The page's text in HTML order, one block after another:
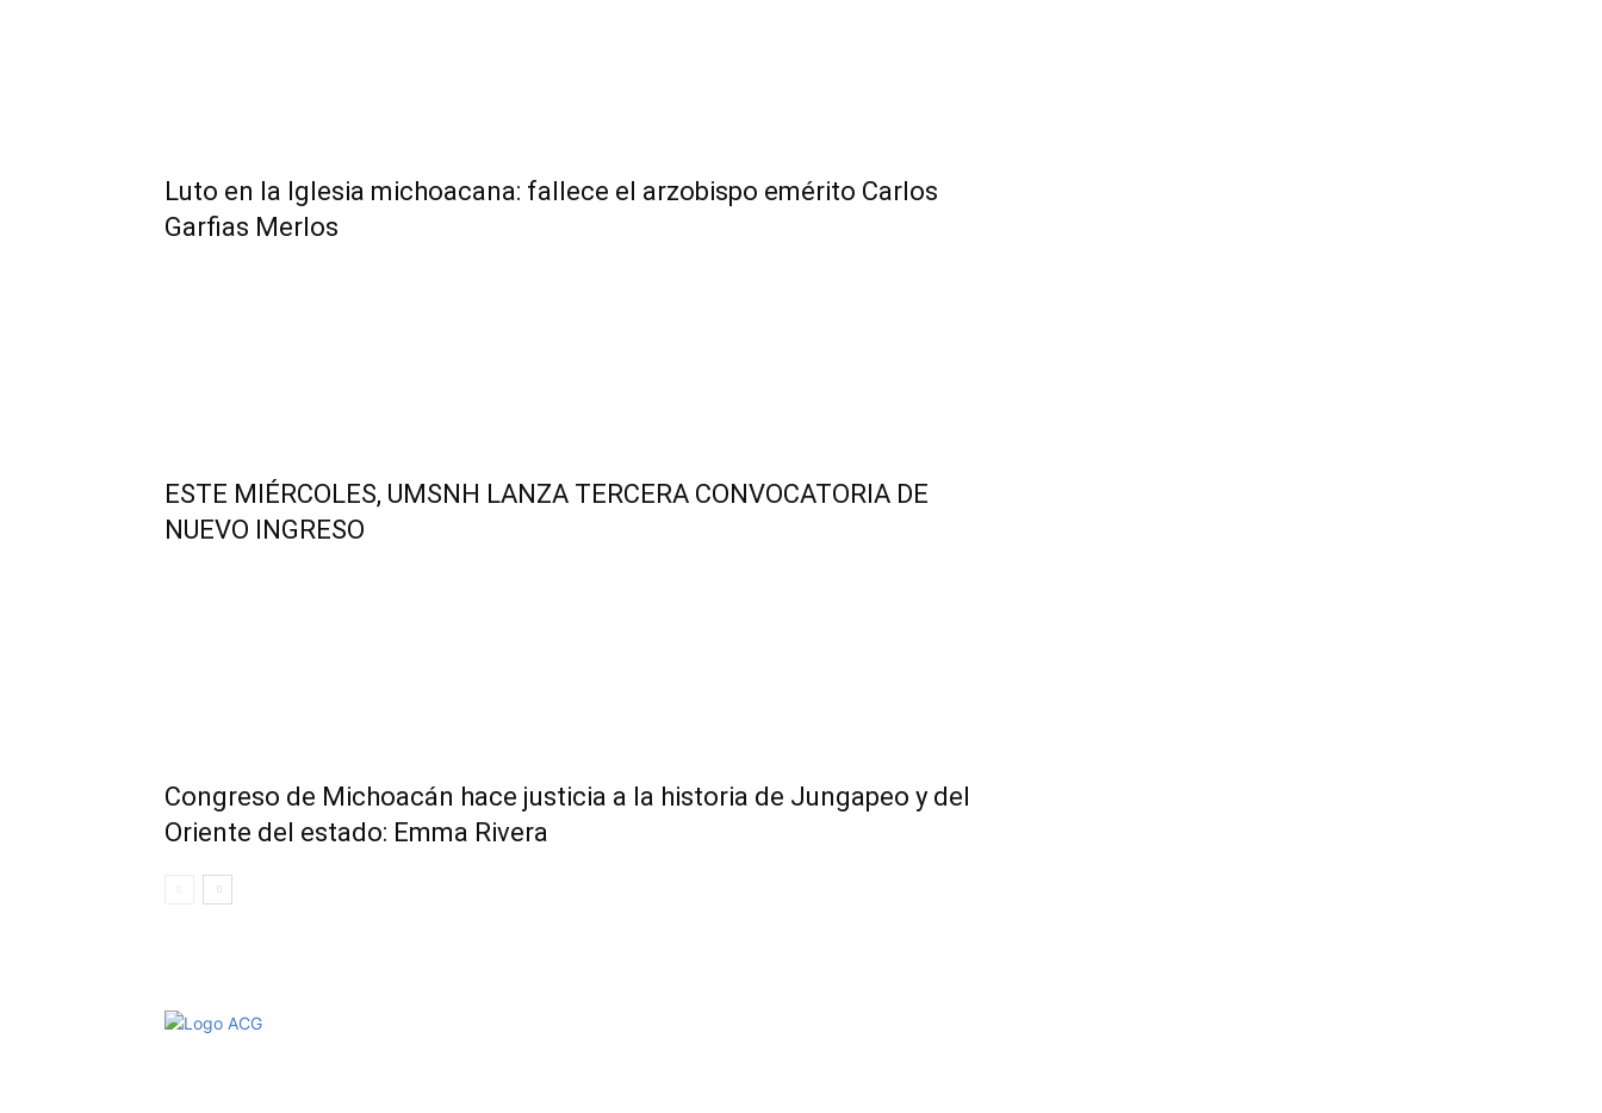
Luto en la Iglesia michoacana: fallece el arzobispo emérito Carlos
Garfias Merlos
ESTE MIÉRCOLES, UMSNH LANZA TERCERA CONVOCATORIA DE
NUEVO INGRESO
Congreso de Michoacán hace justicia a la historia de Jungapeo y del
Oriente del estado: Emma Rivera